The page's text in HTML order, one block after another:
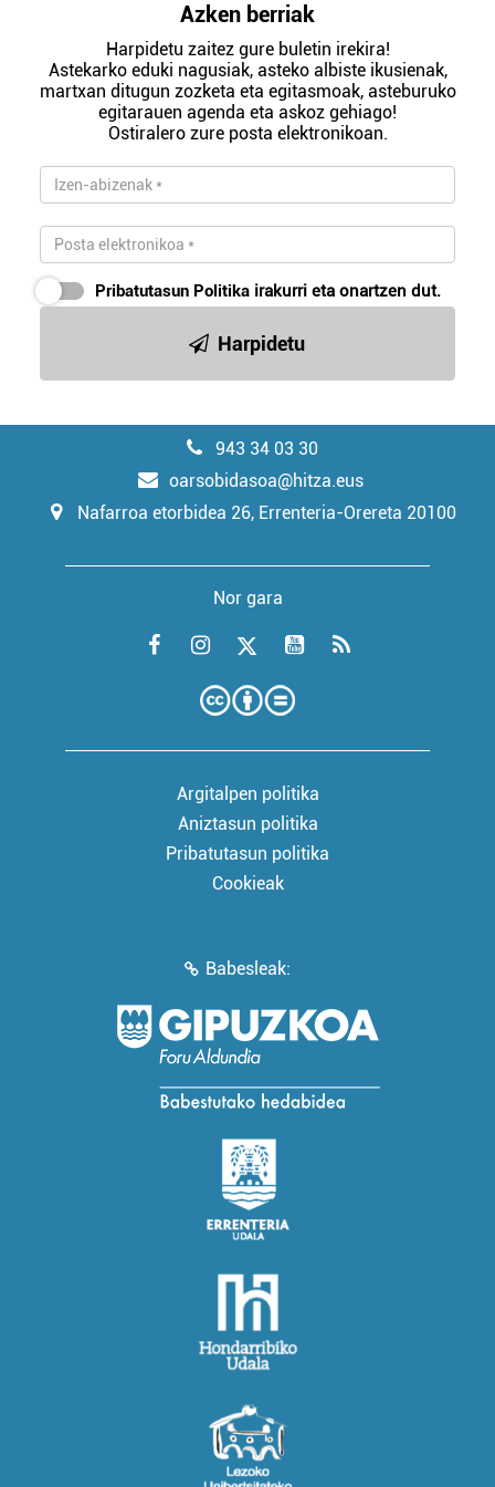
Azken berriak
Harpidetu zaitez gure buletin irekira!
Astekarko eduki nagusiak, asteko albiste ikusienak,
martxan ditugun zozketa eta egitasmoak, asteburuko
egitarauen agenda eta askoz gehiago!
Ostiralero zure posta elektronikoan.
Pribatutasun Politika irakurri eta onartzen dut.
Harpidetu
943 34 03 30
oarsobidasoa@hitza.eus
Nafarroa etorbidea 26, Errenteria-Orereta 20100
Nor gara
Argitalpen politika
Aniztasun politika
Pribatutasun politika
Cookieak
Babesleak: